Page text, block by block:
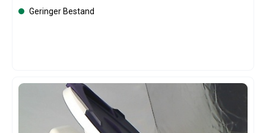
Geringer Bestand